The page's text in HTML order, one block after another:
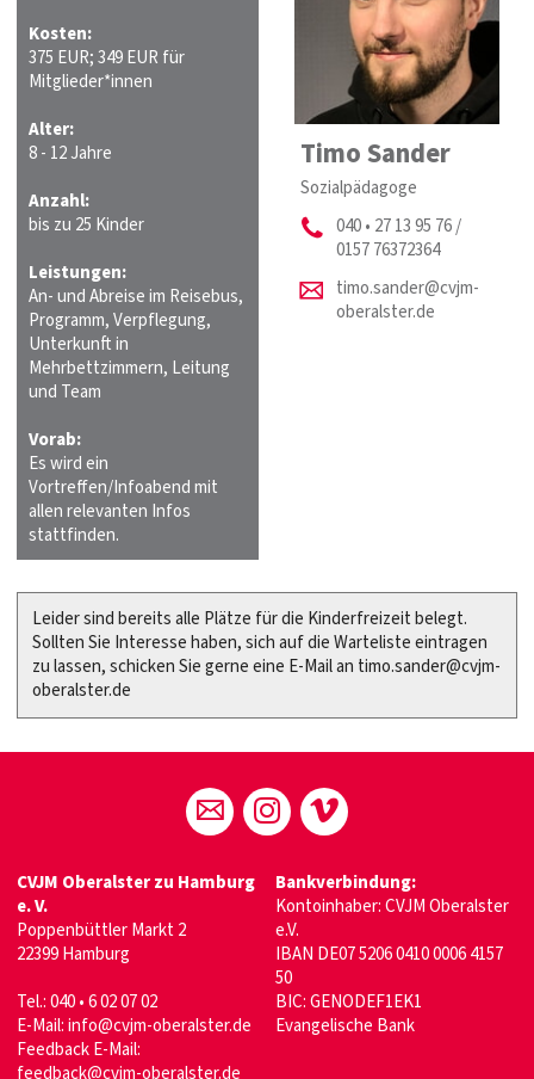
Kosten:
375 EUR; 349 EUR für
Mitglieder*innen
Alter:
8 - 12 Jahre
Anzahl:
bis zu 25 Kinder
Leistungen:
An- und Abreise im Reisebus,
Programm, Verpflegung,
Unterkunft in
Mehrbettzimmern, Leitung
und Team
Vorab:
Es wird ein
Vortreffen/Infoabend mit
allen relevanten Infos
stattfinden.
Timo Sander
Sozialpädagoge
040 • 27 13 95 76 /
0157 76372364
timo.sander@cvjm-
oberalster.de
Leider sind bereits alle Plätze für die Kinderfreizeit belegt.
Sollten Sie Interesse haben, sich auf die Warteliste eintragen
zu lassen, schicken Sie gerne eine E-Mail an timo.sander@cvjm-
oberalster.de
CVJM Oberalster zu Hamburg
e. V.
Poppenbüttler Markt 2
22399 Hamburg
Tel.: 040 • 6 02 07 02
E-Mail:info@cvjm-oberalster.de
Feedback E-Mail:
feedback@cvjm-oberalster.de
Bankverbindung:
Kontoinhaber: CVJM Oberalster
e.V.
IBAN DE07 5206 0410 0006 4157
50
BIC: GENODEF1EK1
Evangelische Bank